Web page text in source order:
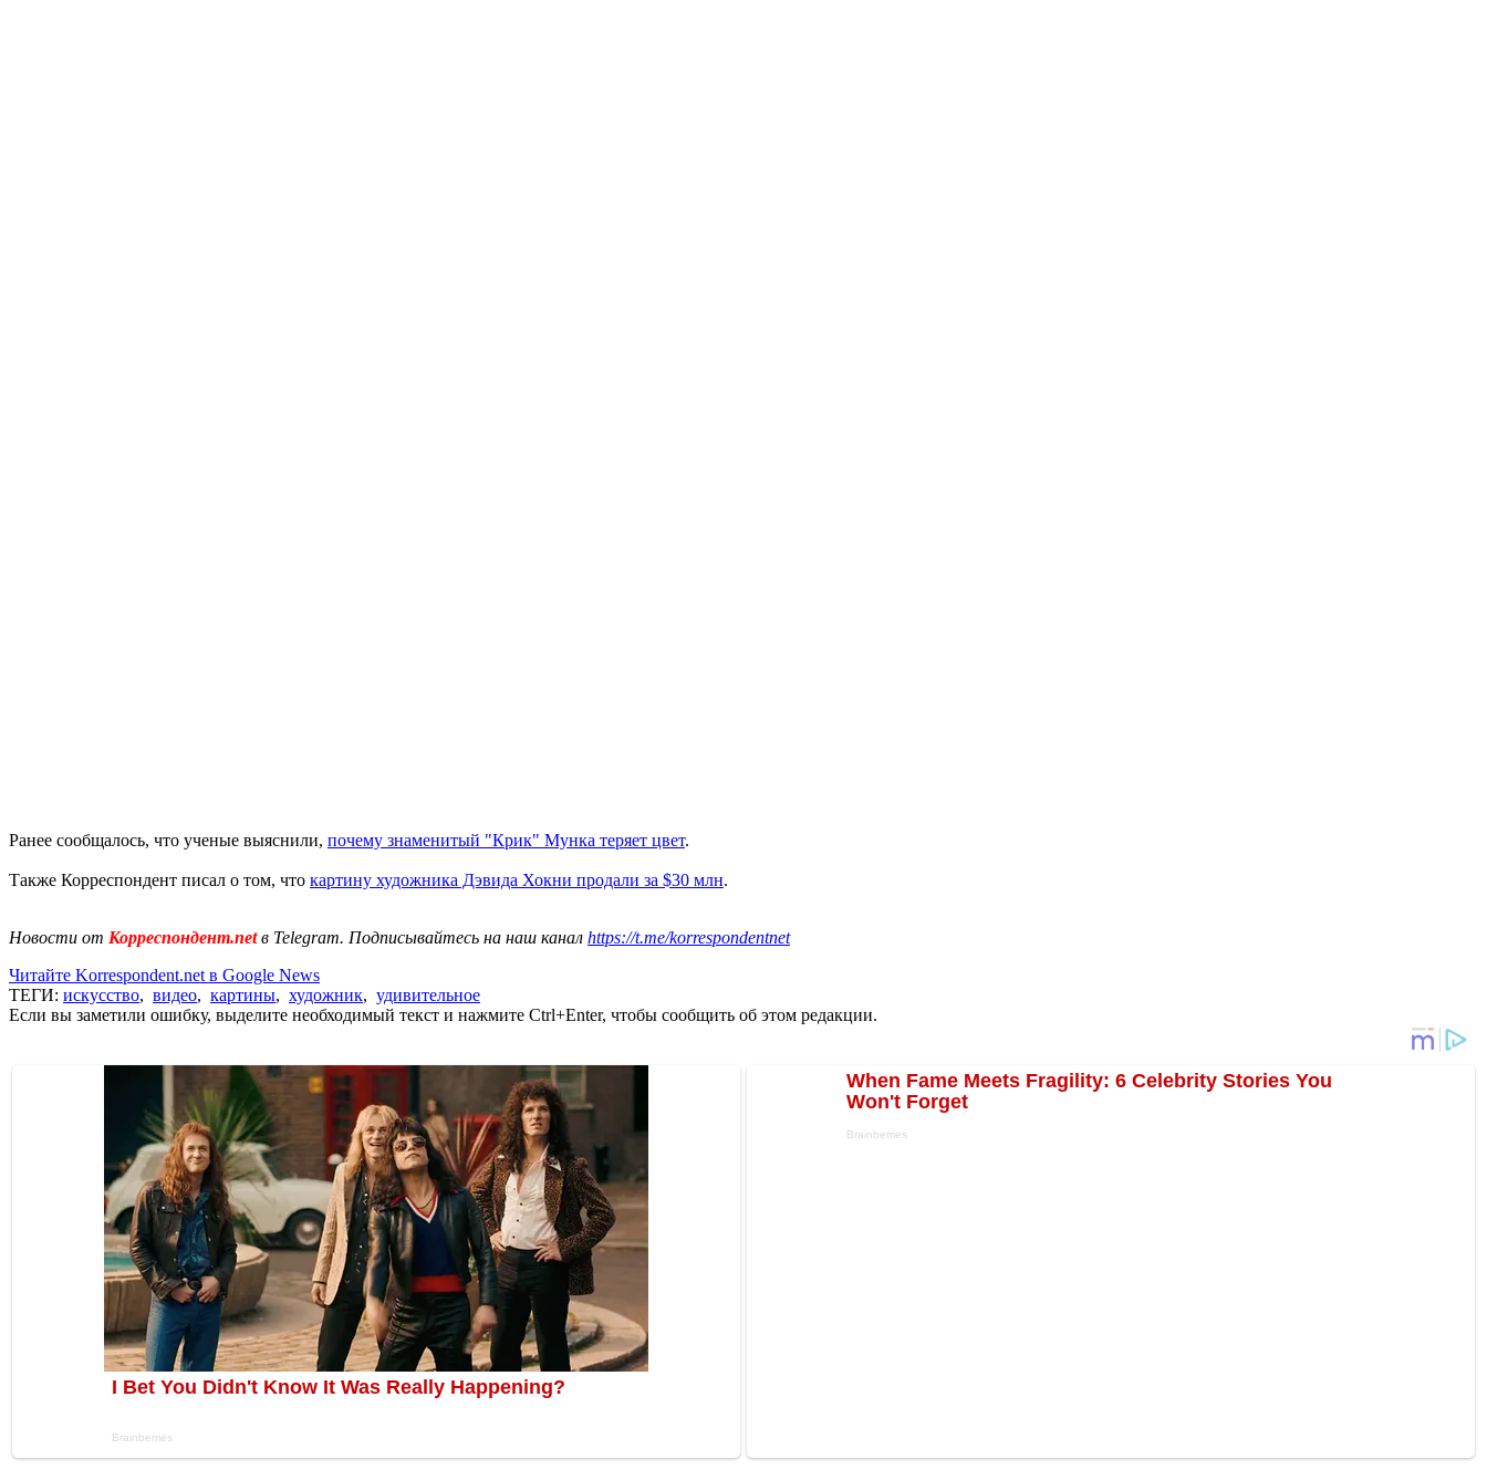
Ранее сообщалось, что ученые выяснили, почему знаменитый "Крик" Мунка теряет цвет.
Также Корреспондент писал о том, что картину художника Дэвида Хокни продали за $30 млн.
Новости от Корреспондент.netв Telegram. Подписывайтесь на наш канал https://t.me/korrespondentnet
Читайте Korrespondent.net в Google News
ТЕГИ: искусство, видео, картины, художник, удивительное
Если вы заметили ошибку, выделите необходимый текст и нажмите Ctrl+Enter, чтобы сообщить об этом редакции.